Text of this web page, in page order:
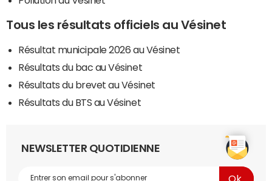
Tous les résultats officiels au Vésinet
Résultat municipale 2026 au Vésinet
Résultats du bac au Vésinet
Résultats du brevet au Vésinet
Résultats du BTS au Vésinet
NEWSLETTER QUOTIDIENNE